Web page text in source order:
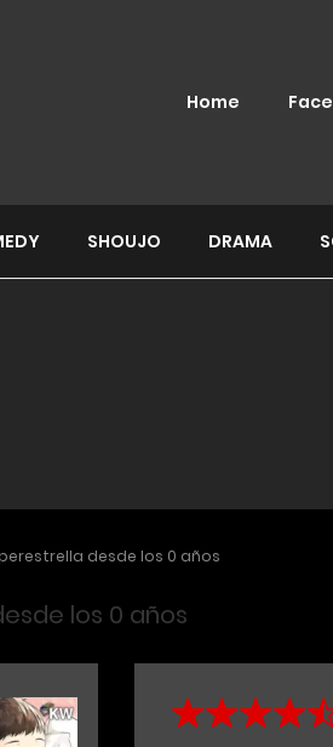
Home
SHOUJO DRAMA
desde los 0 años
los 0 años